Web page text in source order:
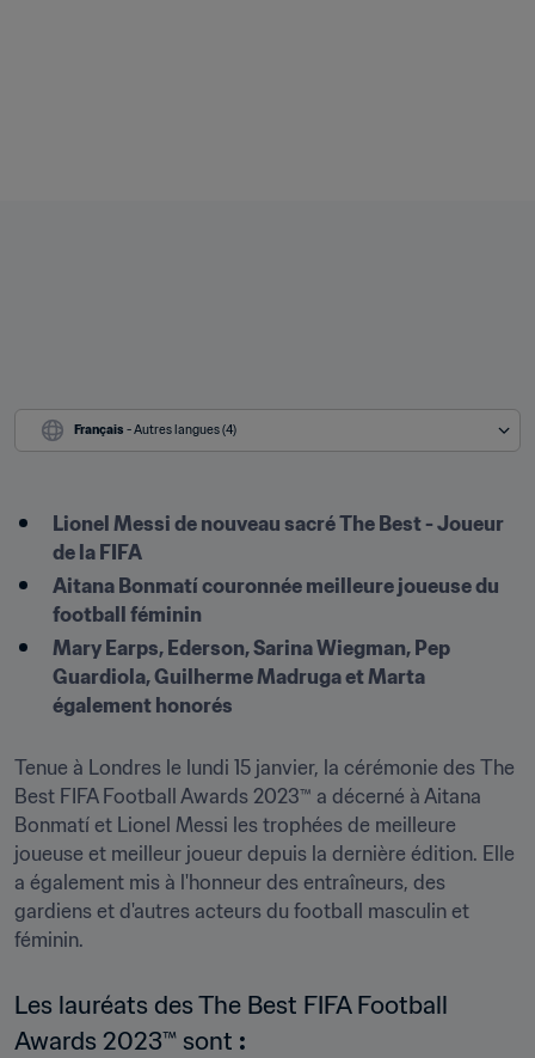
Français - Autres langues (4)
Lionel Messi de nouveau sacré The Best - Joueur
de la FIFA
Aitana Bonmatí couronnée meilleure joueuse du
football féminin
Mary Earps, Ederson, Sarina Wiegman, Pep
Guardiola, Guilherme Madruga et Marta
également honorés
Tenue à Londres le lundi 15 janvier, la cérémonie des The
Best FIFA Football Awards 2023™ a décerné à Aitana
Bonmatí et Lionel Messi les trophées de meilleure
joueuse et meilleur joueur depuis la dernière édition. Elle
a également mis à l'honneur des entraîneurs, des
gardiens et d'autres acteurs du football masculin et
féminin.
Les lauréats des The Best FIFA Football
Awards 2023™ sont :